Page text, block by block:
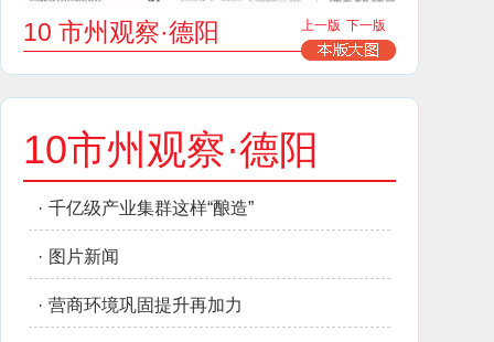
10 市州观察·德阳 上一版 下一版
10市州观察·德阳
· 千亿级产业集群这样“酿造”
· 图片新闻
· 营商环境巩固提升再加力